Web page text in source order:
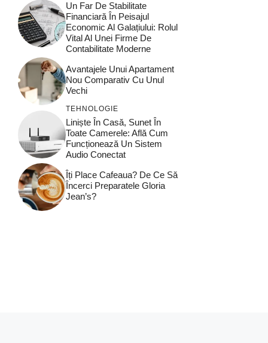
Un Far De Stabilitate
Financiară În Peisajul
Economic Al Galațiului: Rolul
Vital Al Unei Firme De
Contabilitate Moderne
Avantajele Unui Apartament
Nou Comparativ Cu Unul
Vechi
TEHNOLOGIE
Liniște În Casă, Sunet În
Toate Camerele: Află Cum
Funcționează Un Sistem
Audio Conectat
Îți Place Cafeaua? De Ce Să
Încerci Preparatele Gloria
Jean’s?